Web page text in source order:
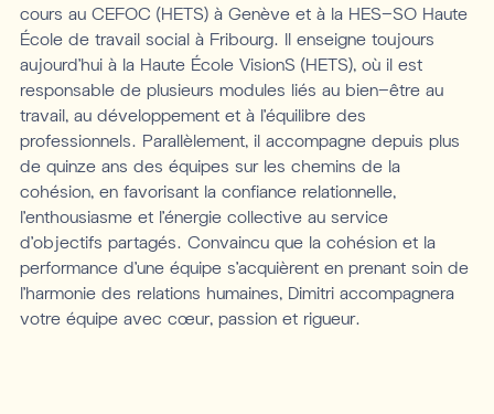
cours au CEFOC (HETS) à Genève et à la HES-SO Haute
École de travail social à Fribourg. Il enseigne toujours
aujourd’hui à la Haute École VisionS (HETS), où il est
responsable de plusieurs modules liés au bien-être au
travail, au développement et à l’équilibre des
professionnels. Parallèlement, il accompagne depuis plus
de quinze ans des équipes sur les chemins de la
cohésion, en favorisant la confiance relationnelle,
l’enthousiasme et l’énergie collective au service
d’objectifs partagés. Convaincu que la cohésion et la
performance d’une équipe s’acquièrent en prenant soin de
l’harmonie des relations humaines, Dimitri accompagnera
votre équipe avec cœur, passion et rigueur.